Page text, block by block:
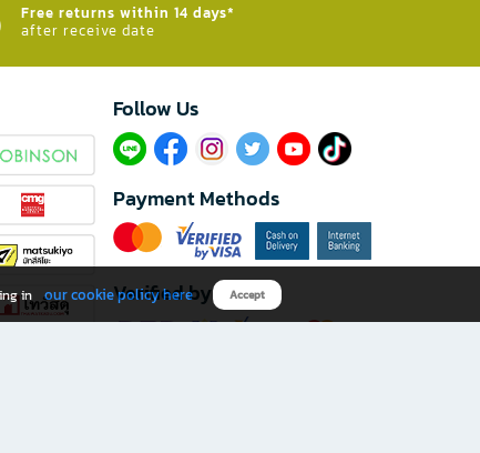
Free returns within 14 days*
after receive date
Follow Us​
Payment Methods
Verified by
in our cookie policy here Accept